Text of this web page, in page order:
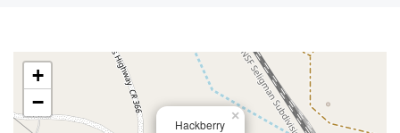
Hackberry
×
+
−